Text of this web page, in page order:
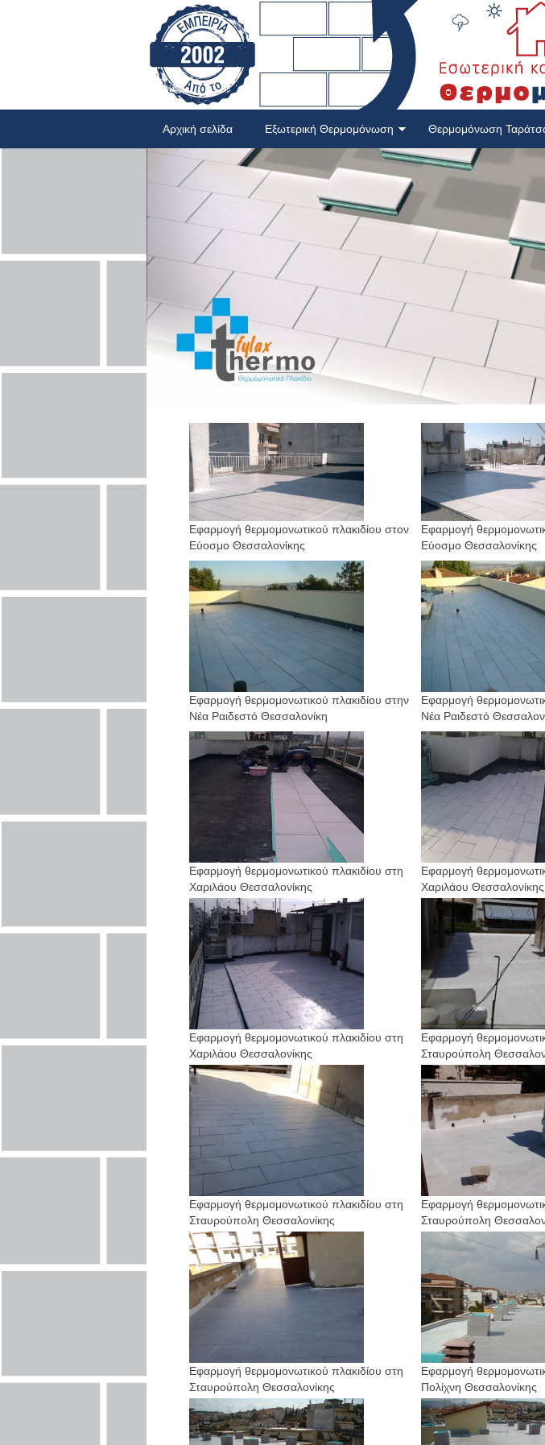
Αρχική σελίδα Εξωτερική Θερμομόνωση Θερμομόνωση
Εφαρμογή θερμομονωτικού πλακιδίου στον
Εύοσμο Θεσσαλονίκης
Εφαρμογή
Εύοσμο Θεσσαλονίκης
Εφαρμογή θερμομονωτικού πλακιδίου στην
Νέα Ραιδεστό Θεσσαλονίκη
Еφαρμογή
Νέα Ραιδεστό
Εφαρμογή θερμομονωτικού πλακιδίου στη
Χαριλάου Θεσσαλονίκης
Εφαρμογή
Χαριλάου Θεσσαλονίκης
Εφαρμογή θερμομονωτικού πλακιδίου στη
Χαριλάου Θεσσαλονίκης
Εφαρμογή
Σταυρούπολη
Εφαρμογή θερμομονωτικού πλακιδίου στη
Σταυρούπολη Θεσσαλονίκης
Εφαρμογή
Σταυρούπολη
Εφαρμογή θερμομονωτικού πλακιδίου στη
Σταυρούπολη Θεσσαλονίκης
Εφαρμογή
Πολίχνη Θεσσαλονίκης